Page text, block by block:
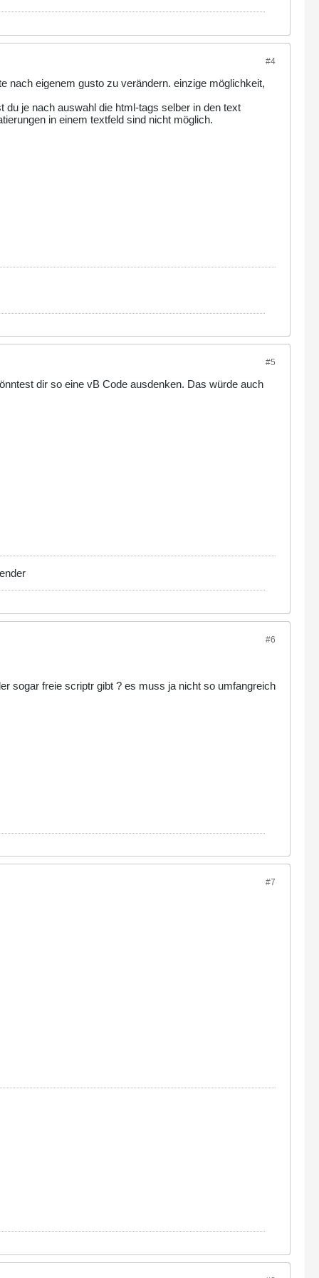
#4
nach eigenem gusto zu verändern. einzige möglichkeit,
je nach auswahl die html-tags selber in den text
in einem textfeld sind nicht möglich.
#5
dir so eine vB Code ausdenken. Das würde auch
#6
sogar freie scriptr gibt ? es muss ja nicht so umfangreich
#7